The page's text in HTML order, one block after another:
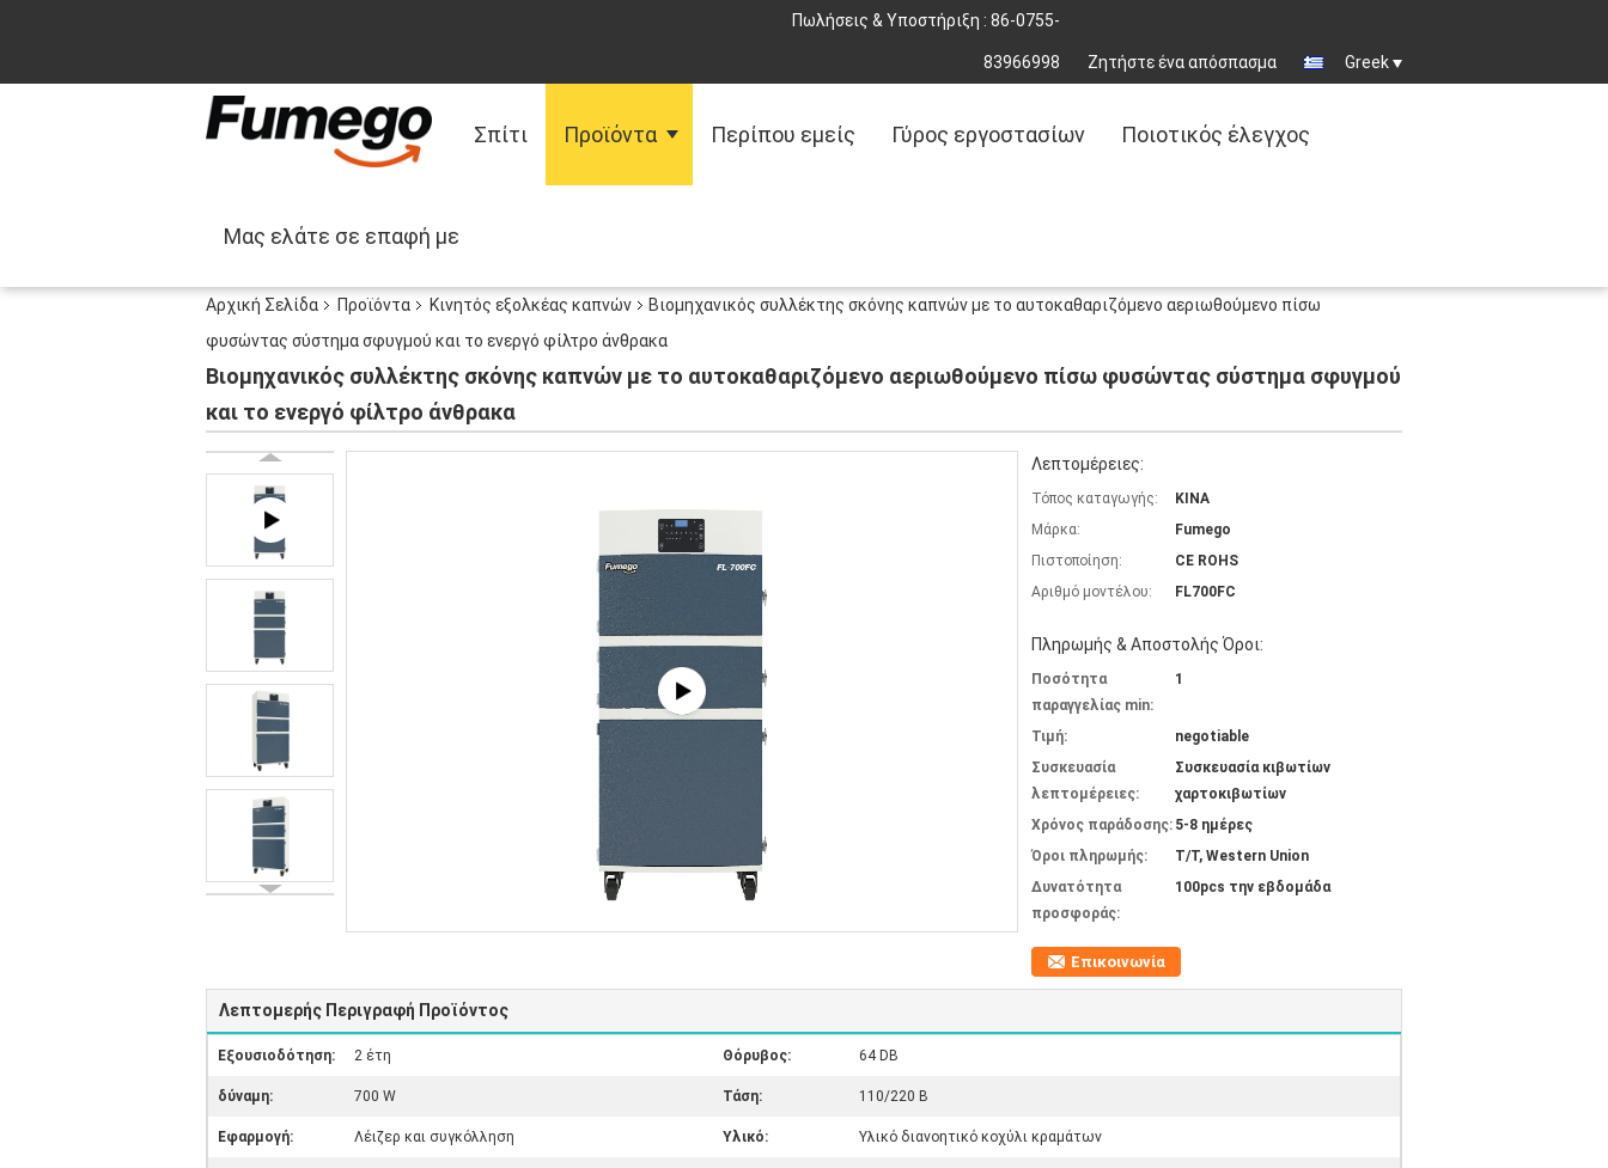
Πωλήσεις & Υποστήριξη : 86-0755-
83966998 Ζητήστε ένα απόσπασμα Greek
Σπίτι Προϊόντα Περίπου εμείς Γύρος εργοστασίων Ποιοτικός έλεγχος
Μας ελάτε σε επαφή με
Αρχική Σελίδα Προϊόντα Κινητός εξολκέας καπνών
Βιομηχανικός συλλέκτης σκόνης καπνών με το αυτοκαθαριζόμενο αεριωθούμενο πίσω
φυσώντας σύστημα σφυγμού και το ενεργό φίλτρο άνθρακα
Βιομηχανικός συλλέκτης σκόνης καπνών με το αυτοκαθαριζόμενο αεριωθούμενο πίσω φυσώντας σύστημα σφυγμού
και το ενεργό φίλτρο άνθρακα
Λεπτομέρειες:
Τόπος καταγωγής:
ΚΙΝΑ
Μάρκα:
Fumego
Πιστοποίηση:
CE ROHS
Αριθμό μοντέλου:
FL700FC
Πληρωμής & Αποστολής Όροι:
Ποσότητα
παραγγελίας min:
1
Τιμή:
negotiable
Συσκευασία
λεπτομέρειες:
Συσκευασία κιβωτίων
χαρτοκιβωτίων
Χρόνος παράδοσης: 5-8 ημέρες
Όροι πληρωμής:
T/T, Western Union
Δυνατότητα
προσφοράς:
100pcs την εβδομάδα
Επικοινωνία
Λεπτομερής Περιγραφή Προϊόντος
Εξουσιοδότηση: 2 έτη Θόρυβος: 64 DB
δύναμη: 700 W Τάση: 110/220 Β
Εφαρμογή: Λέιζερ και συγκόλληση Υλικό: Υλικό διανοητικό κοχύλι κραμάτων